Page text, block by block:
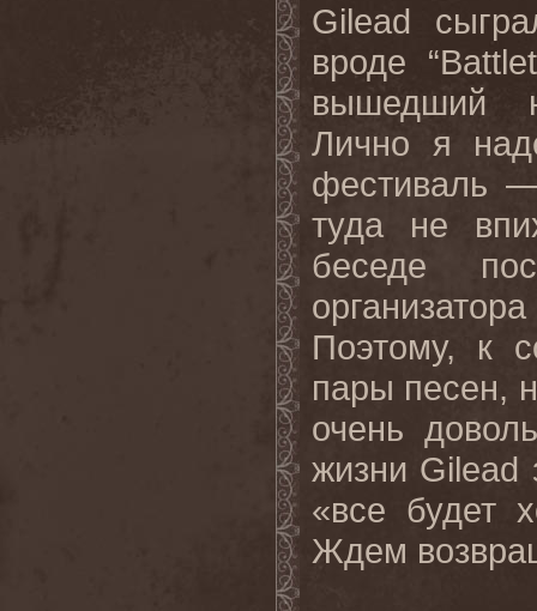
Gilead
вроде
вышедший
Лично я
фестиваль
туда не
беседе
Поэтому, к
пары песен,
очень
жизни Gilead
«все будет
Ждем